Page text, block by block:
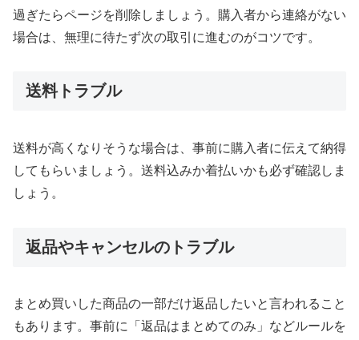
過ぎたらページを削除しましょう。購入者から連絡がない
場合は、無理に待たず次の取引に進むのがコツです。
送料トラブル
送料が高くなりそうな場合は、事前に購入者に伝えて納得
してもらいましょう。送料込みか着払いかも必ず確認しま
しょう。
返品やキャンセルのトラブル
まとめ買いした商品の一部だけ返品したいと言われること
もあります。事前に「返品はまとめてのみ」などルールを